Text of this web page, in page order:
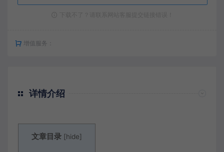
增值服务：
详情介绍
文章目录 [hide]